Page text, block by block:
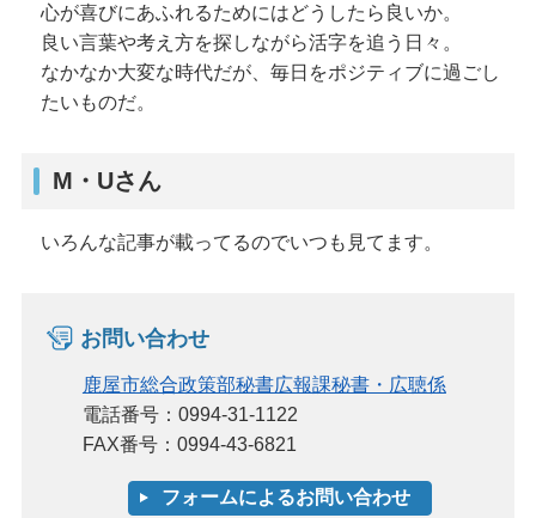
心が喜びにあふれるためにはどうしたら良いか。
良い言葉や考え方を探しながら活字を追う日々。
なかなか大変な時代だが、毎日をポジティブに過ごし
たいものだ。
M・Uさん
いろんな記事が載ってるのでいつも見てます。
お問い合わせ
鹿屋市総合政策部秘書広報課秘書・広聴係
電話番号：0994-31-1122
FAX番号：0994-43-6821